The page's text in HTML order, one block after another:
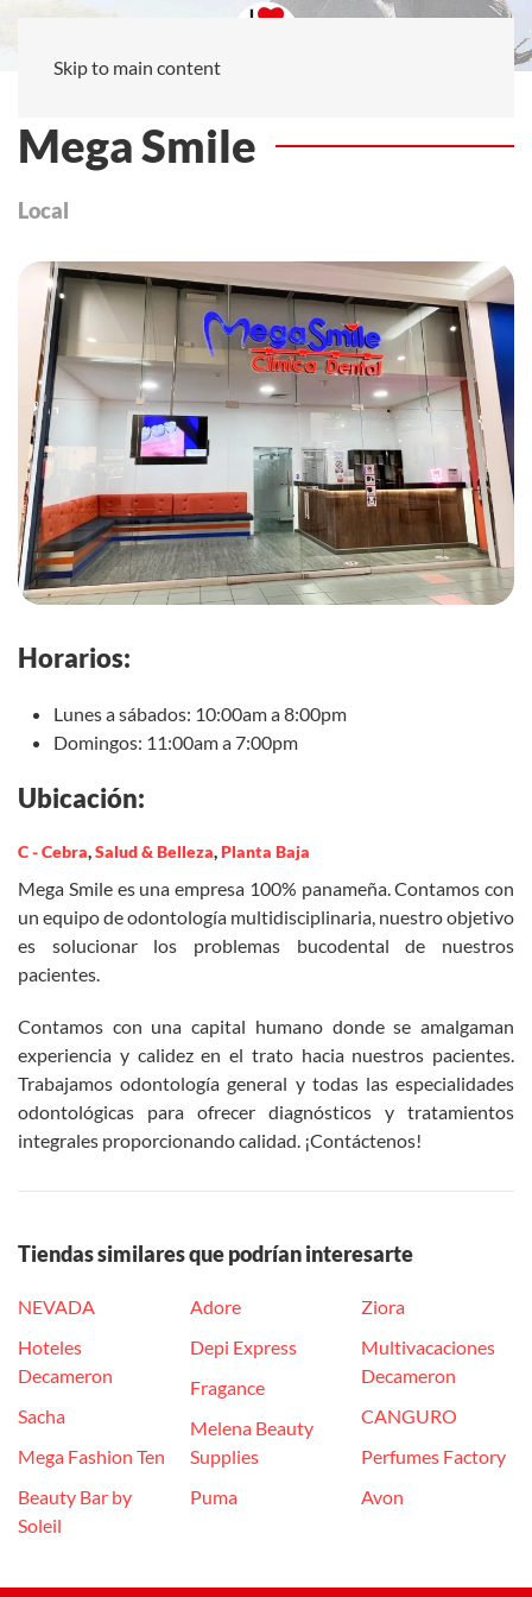
Skip to main content
Mega Smile
Local
Horarios:
Lunes a sábados: 10:00am a 8:00pm
Domingos: 11:00am a 7:00pm
Ubicación:
C - Cebra,Salud & Belleza,Planta Baja
Mega Smile es una empresa 100% panameña. Contamos con
un equipo de odontología multidisciplinaria, nuestro objetivo
es solucionar los problemas bucodental de nuestros
pacientes.
Contamos con una capital humano donde se amalgaman
experiencia y calidez en el trato hacia nuestros pacientes.
Trabajamos odontología general y todas las especialidades
odontológicas para ofrecer diagnósticos y tratamientos
integrales proporcionando calidad. ¡Contáctenos!
Tiendas similares que podrían interesarte
NEVADA
Hoteles
Decameron
Sacha
Mega Fashion Ten
Beauty Bar by
Soleil
Adore
Depi Express
Fragance
Melena Beauty
Supplies
Puma
Ziora
Multivacaciones
Decameron
CANGURO
Perfumes Factory
Avon